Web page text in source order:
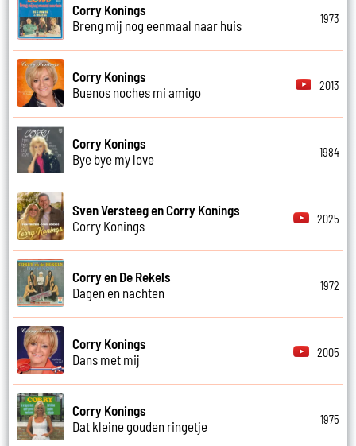
Corry Konings
Breng mij nog eenmaal naar huis
1973
Corry Konings
Buenos noches mi amigo
2013
Corry Konings
Bye bye my love
1984
Sven Versteeg en Corry Konings
Corry Konings
2025
Corry en De Rekels
Dagen en nachten
1972
Corry Konings
Dans met mij
2005
Corry Konings
Dat kleine gouden ringetje
1975